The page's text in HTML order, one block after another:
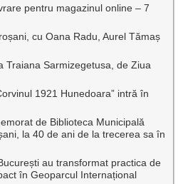
pentru magazinul online – 7
cu Oana Radu, Aurel Tămaș
Traiana Sarmizegetusa, de Ziua
1921 Hunedoara” intră în
de Biblioteca Municipală
la 40 de ani de la trecerea sa în
au transformat practica de
în Geoparcul Internațional